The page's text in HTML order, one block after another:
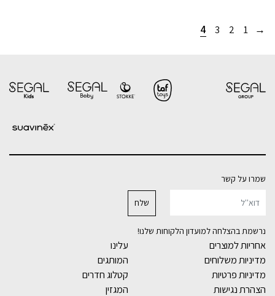
→
1
2
3
4
שמרו על קשר
נרשמת בהצלחה למועדון הלקוחות שלנו!
אחריות למוצרים
מדיניות משלוחים
מדיניות פרטיות
הצהרת נגישות
עלינו
המותגים
קטלוג חדרים
המגזין